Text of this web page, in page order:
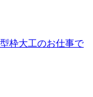
枠大工のお仕事で